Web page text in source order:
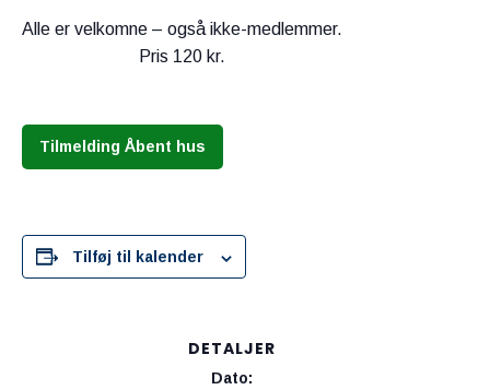
Alle er velkomne – også ikke-medlemmer.
Pris 120 kr.
Tilmelding Åbent hus
Tilføj til kalender
DETALJER
Dato: